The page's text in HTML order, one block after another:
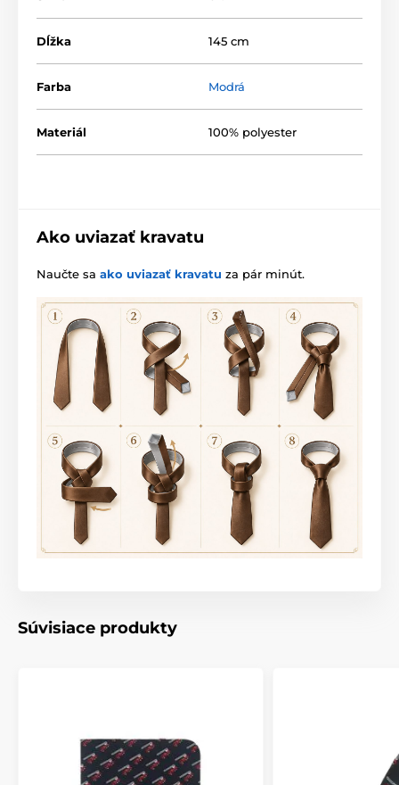
Dĺžka 145 cm
Farba Modrá
Materiál 100% polyester
Ako uviazať kravatu
Naučte sa ako uviazať kravatu za pár minút.
Súvisiace produkty